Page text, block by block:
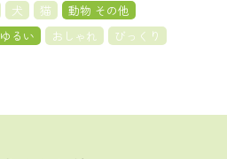
犬 猫
動物 その他
ゆるい おしゃれ
びっくり